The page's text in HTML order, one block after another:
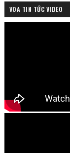
VOA TIN TỨC VIDEO